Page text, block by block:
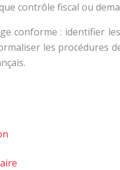
contrôle fiscal ou
conforme : identifier
les procédures